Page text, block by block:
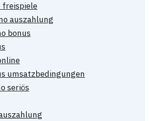
freispiele
auszahlung
bonus
umsatzbedingungen
seriös